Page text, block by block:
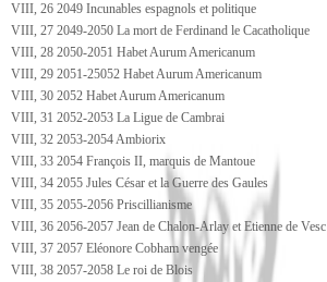
VIII, 26 2049 Incunables espagnols et politique
VIII, 27 2049-2050 La mort de Ferdinand le Cacatholique
VIII, 28 2050-2051 Habet Aurum Americanum
VIII, 29 2051-25052 Habet Aurum Americanum
VIII, 30 2052 Habet Aurum Americanum
VIII, 31 2052-2053 La Ligue de Cambrai
VIII, 32 2053-2054 Ambiorix
VIII, 33 2054 François II, marquis de Mantoue
VIII, 34 2055 Jules César et la Guerre des Gaules
VIII, 35 2055-2056 Priscillianisme
VIII, 36 2056-2057 Jean de Chalon-Arlay et Etienne de Vesc
VIII, 37 2057 Eléonore Cobham vengée
VIII, 38 2057-2058 Le roi de Blois